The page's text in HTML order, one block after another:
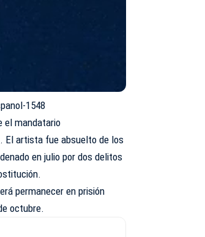
1548
el mandatario
El artista fue absuelto de los
en julio por dos delitos
permanecer en prisión
octubre.